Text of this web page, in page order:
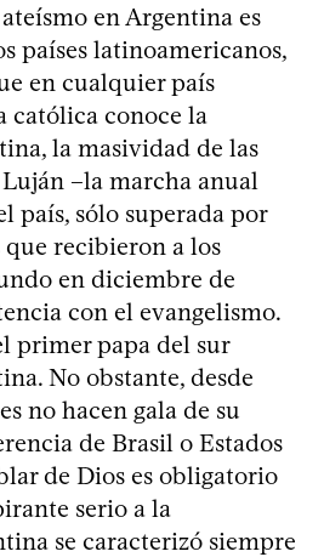
ateísmo en Argentina es
países latinoamericanos,
en cualquier país
católica conoce la
la masividad de las
–la marcha anual
país, sólo superada por
recibieron a los
en diciembre de
con el evangelismo.
primer papa del sur
No obstante, desde
no hacen gala de su
de Brasil o Estados
de Dios es obligatorio
serio a la
se caracterizó siempre